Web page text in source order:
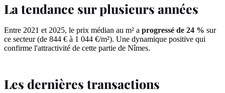
La tendance sur plusieurs années
Entre 2021 et 2025, le prix médian au m² a progressé de 24 % sur
ce secteur (de 844 € à 1 044 €/m²). Une dynamique positive qui
confirme l'attractivité de cette partie de Nîmes.
Les dernières transactions